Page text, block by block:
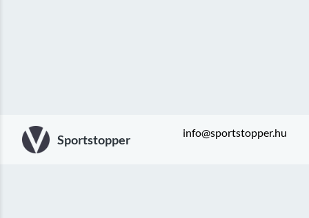
Sportstopper info@sportstopper.hu